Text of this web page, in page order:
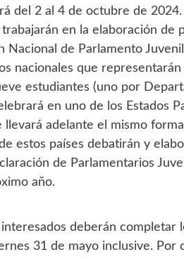
del 2 al 4 de octubre de
en la elaboración de
Nacional de Parlamento
nacionales que
estudiantes (uno por
en uno de los Estados
llevará adelante el mismo
estos países debatirán y
de Parlamentarios
año.
deberán completar
31 de mayo inclusive. Por